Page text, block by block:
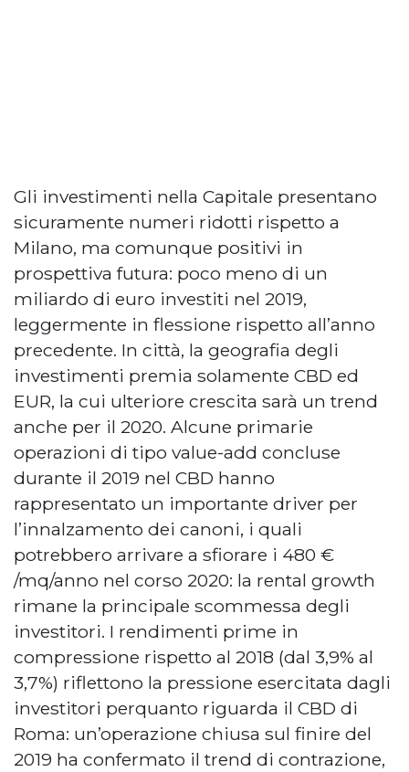
Gli investimenti nella Capitale presentano
sicuramente numeri ridotti rispetto a
Milano, ma comunque positivi in
prospettiva futura: poco meno di un
miliardo di euro investiti nel 2019,
leggermente in flessione rispetto all’anno
precedente. In città, la geografia degli
investimenti premia solamente CBD ed
EUR, la cui ulteriore crescita sarà un trend
anche per il 2020. Alcune primarie
operazioni di tipo value-add concluse
durante il 2019 nel CBD hanno
rappresentato un importante driver per
l’innalzamento dei canoni, i quali
potrebbero arrivare a sfiorare i 480 €
/mq/anno nel corso 2020: la rental growth
rimane la principale scommessa degli
investitori. I rendimenti prime in
compressione rispetto al 2018 (dal 3,9% al
3,7%) riflettono la pressione esercitata dagli
investitori perquanto riguarda il CBD di
Roma: un’operazione chiusa sul finire del
2019 ha confermato il trend di contrazione,